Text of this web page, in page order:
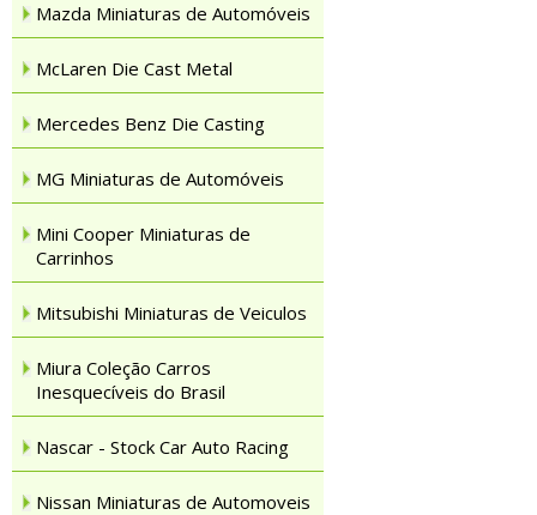
Mazda Miniaturas de Automóveis
McLaren Die Cast Metal
Mercedes Benz Die Casting
MG Miniaturas de Automóveis
Mini Cooper Miniaturas de
Carrinhos
Mitsubishi Miniaturas de Veiculos
Miura Coleção Carros
Inesquecíveis do Brasil
Nascar - Stock Car Auto Racing
Nissan Miniaturas de Automoveis